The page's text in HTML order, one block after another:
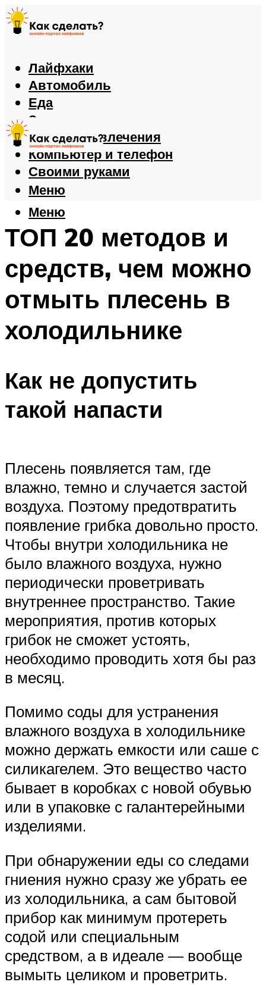
Лайфхаки
Автомобиль
Еда
Здоровье
Игры и развлечения
Компьютер и телефон
Своими руками
Меню
Меню
ТОП 20 методов и
средств, чем можно
отмыть плесень в
холодильнике
Как не допустить
такой напасти
Плесень появляется там, где
влажно, темно и случается застой
воздуха. Поэтому предотвратить
появление грибка довольно просто.
Чтобы внутри холодильника не
было влажного воздуха, нужно
периодически проветривать
внутреннее пространство. Такие
мероприятия, против которых
грибок не сможет устоять,
необходимо проводить хотя бы раз
в месяц.
Помимо соды для устранения
влажного воздуха в холодильнике
можно держать емкости или саше с
силикагелем. Это вещество часто
бывает в коробках с новой обувью
или в упаковке с галантерейными
изделиями.
При обнаружении еды со следами
гниения нужно сразу же убрать ее
из холодильника, а сам бытовой
прибор как минимум протереть
содой или специальным
средством, а в идеале — вообще
вымыть целиком и проветрить.